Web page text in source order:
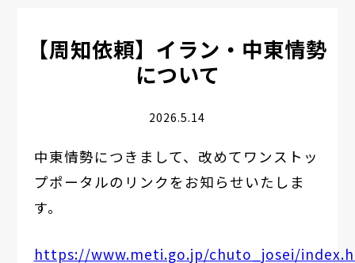
【周知依頼】イラン・中東情勢
について
2026.5.14
中東情勢につきまして、改めてワンストッ
プポータルのリンクをお知らせいたしま
す。
https://www.meti.go.jp/chuto_josei/